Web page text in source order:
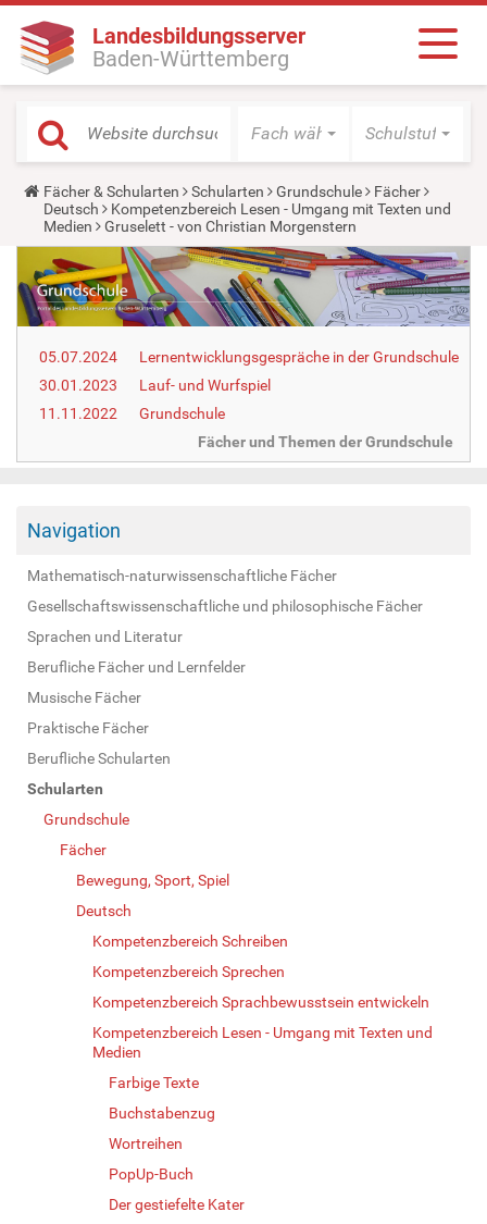
Landesbildungsserver
Baden-Württemberg
Fach wählen Schulstufe
Y
o
u
a
e
h
e
r
:
Fächer & Schularten Schularten Grundschule
Fächer
Deutsch
Kompetenzbereich Lesen - Umgang mit Texten und
Medien
Gruselett - von Christian Morgenstern
05.07.2024
Lernentwicklungsgespräche in der Grundschule
30.01.2023
Lauf- und Wurfspiel
11.11.2022
Grundschule
Fächer und Themen der Grundschule
Navigation
Mathematisch-naturwissenschaftliche Fächer
Gesellschaftswissenschaftliche und philosophische Fächer
Sprachen und Literatur
Berufliche Fächer und Lernfelder
Musische Fächer
Praktische Fächer
Berufliche Schularten
Schularten
Grundschule
Fächer
Bewegung, Sport, Spiel
Deutsch
Kompetenzbereich Schreiben
Kompetenzbereich Sprechen
Kompetenzbereich Sprachbewusstsein entwickeln
Kompetenzbereich Lesen - Umgang mit Texten und
Medien
Farbige Texte
Buchstabenzug
Wortreihen
PopUp-Buch
Der gestiefelte Kater